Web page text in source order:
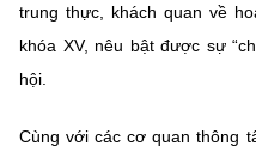
trung thực, khách quan về
khóa XV, nêu bật được sự
hội.
Cùng với các cơ quan thông